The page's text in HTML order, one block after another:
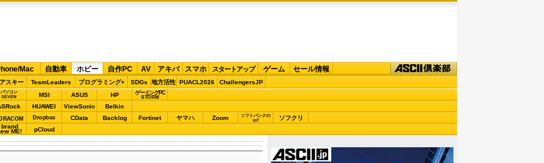
Mac 自動車 ホビー 自作PC AV アキバ スマホ スタートアップ ゲーム セール情報
スキー TeamLeaders プログラミング+ SDGs 地方活性 PUACL2026 ChallengersJP
パソコン
SEVEN
MSI ASUS HP ゲーミングPC
STORM
HUAWEI ViewSonic Belkin
Dropbox CData Backlog Fortinet ヤマハ Zoom
ソフトバンクの
IoT
ソフクリ
brand
ME! pCloud